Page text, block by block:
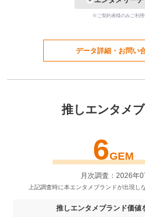
※ご契約者様のみご利
データ詳細・お問い
推しエンタメ
6GEM
月次調査：2026年
推しエンタメブランド価値